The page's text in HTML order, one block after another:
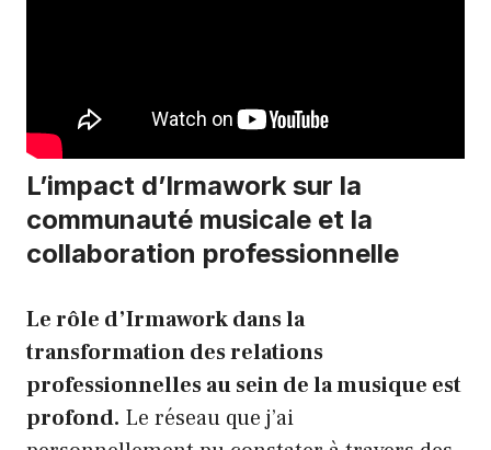
L’impact d’Irmawork sur la
communauté musicale et la
collaboration professionnelle
Le rôle d’Irmawork dans la
transformation des relations
professionnelles au sein de la musique est
profond. Le réseau que j’ai